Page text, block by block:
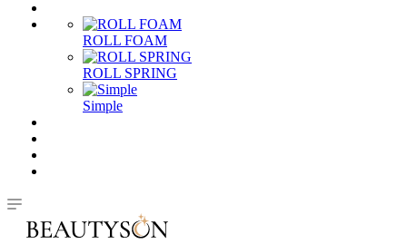
ROLL FOAM
ROLL SPRING
Simple